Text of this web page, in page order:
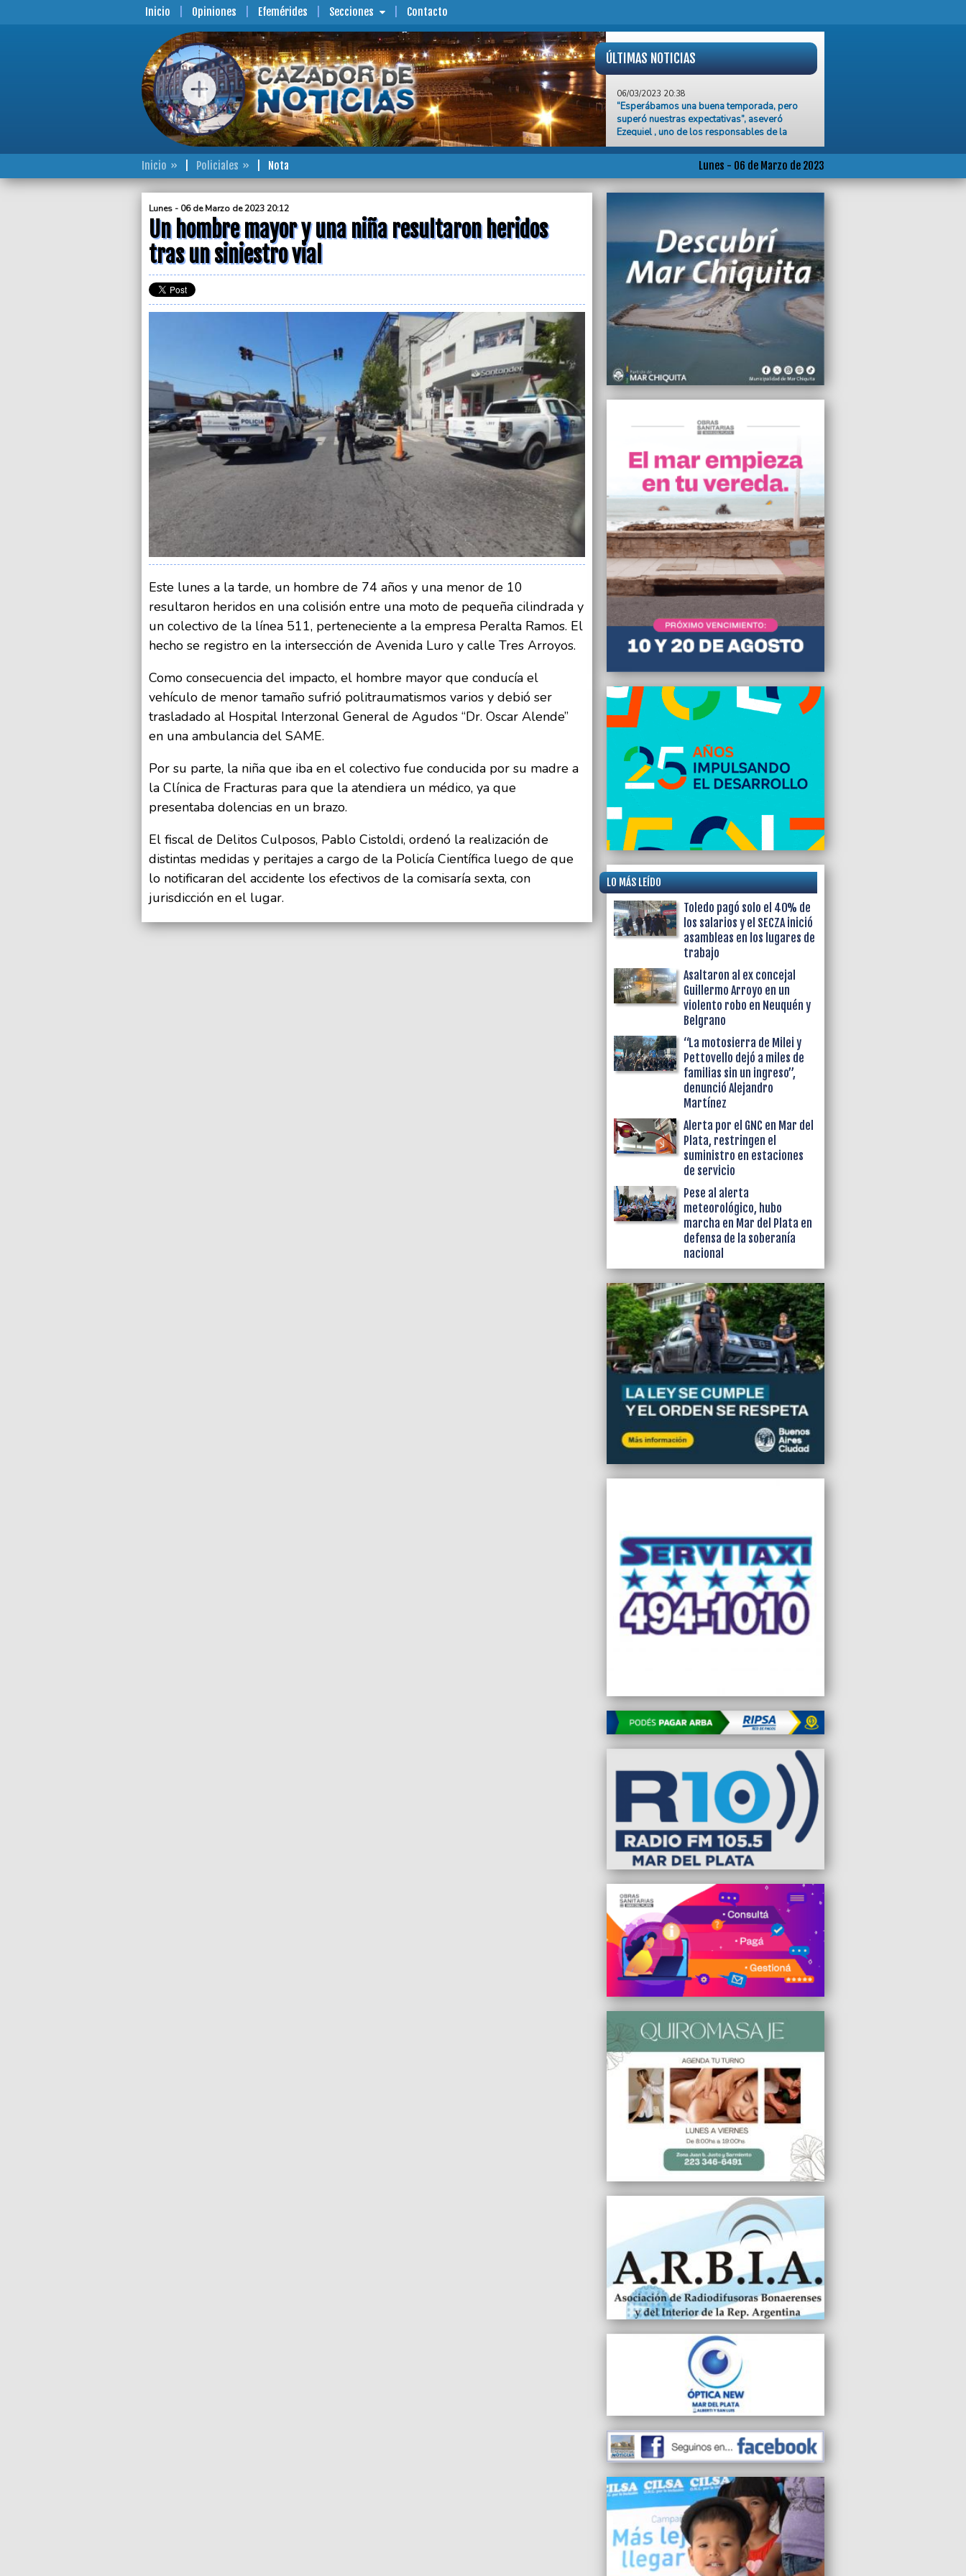
Inicio Opiniones Efemérides Secciones Contacto
ÚLTIMAS NOTICIAS
“Esperábamos una buena temporada, pero
superó nuestras expectativas”, aseveró
Ezequiel , uno de los responsables de la
Parrilla Jorgito
06/03/2023 20:20
Maxi Abad cuestionó el discurso del
gobernador Kicillof
generará producción y empleo en Mar del
Plata
06/03/2023 20:15
"La gastronomía y la hotelería vivieron la
mejor temporada en muchísimo tiempo",
sostuvieron desde UTHGRA Mar del Plata
heridos tras un siniestro vial
06/03/2023 20:11
Mar Chiquita implementó más de 200 botones
“El Delegado del Puerto no puede ser elegido
por el Intendente”, sostuvo el precandidato a
intendente Daniel Tunoni
06/03/2023 20:09
El tren entre Constitución y Bahía Blanca
reanuda su servicio el 10 de marzo
06/03/2023 20:00
Alvarado cayó por goleada ante Patronato en
Paraná
06/03/2023 12:00
Madre e hijo perecieron en un trágico incendio
en Mar del Plata
Lunes - 06 de Marzo de 2023
Inicio Policiales Nota
Lunes - 06 de Marzo de 2023 20:12
Un hombre mayor y una niña resultaron heridos
tras un siniestro vial
Este lunes a la tarde, un hombre de 74 años y una menor de 10
resultaron heridos en una colisión entre una moto de pequeña cilindrada y
un colectivo de la línea 511, perteneciente a la empresa Peralta Ramos. El
hecho se registro en la intersección de Avenida Luro y calle Tres Arroyos.
Como consecuencia del impacto, el hombre mayor que conducía el
vehículo de menor tamaño sufrió politraumatismos varios y debió ser
trasladado al Hospital Interzonal General de Agudos “Dr. Oscar Alende”
en una ambulancia del SAME.
Por su parte, la niña que iba en el colectivo fue conducida por su madre a
la Clínica de Fracturas para que la atendiera un médico, ya que
presentaba dolencias en un brazo.
El fiscal de Delitos Culposos, Pablo Cistoldi, ordenó la realización de
distintas medidas y peritajes a cargo de la Policía Científica luego de que
lo notificaran del accidente los efectivos de la comisaría sexta, con
jurisdicción en el lugar.
LO MÁS LEÍDO
Toledo pagó solo el 40% de
los salarios y el SECZA inició
asambleas en los lugares de
trabajo
Asaltaron al ex concejal
Guillermo Arroyo en un
violento robo en Neuquén y
Belgrano
“La motosierra de Milei y
Pettovello dejó a miles de
familias sin un ingreso”,
denunció Alejandro
Martínez
Alerta por el GNC en Mar del
Plata, restringen el
suministro en estaciones
de servicio
Pese al alerta
meteorológico, hubo
marcha en Mar del Plata en
defensa de la soberanía
nacional